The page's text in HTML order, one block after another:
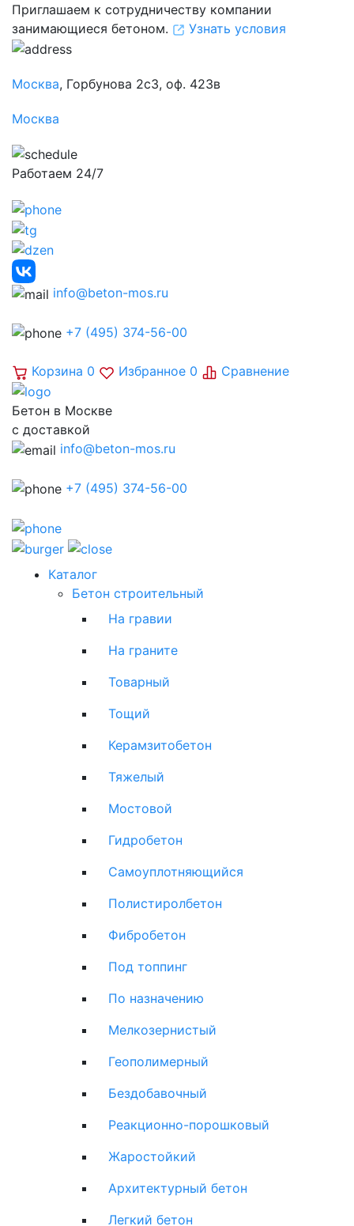
Приглашаем к сотрудничеству компании
занимающиеся бетоном.
Узнать условия
Москва, Горбунова 2с3, оф. 423в
Москва
Работаем 24/7
info@beton-mos.ru
+7 (495) 374-56-00
Корзина 0 Избранное 0 Сравнение
Бетон в Москве
с доставкой
info@beton-mos.ru
+7 (495) 374-56-00
Каталог
Бетон строительный
На гравии
На граните
Товарный
Тощий
Керамзитобетон
Тяжелый
Мостовой
Гидробетон
Самоуплотняющийся
Полистиролбетон
Фибробетон
Под топпинг
По назначению
Мелкозернистый
Геополимерный
Бездобавочный
Реакционно-порошковый
Жаростойкий
Архитектурный бетон
Легкий бетон